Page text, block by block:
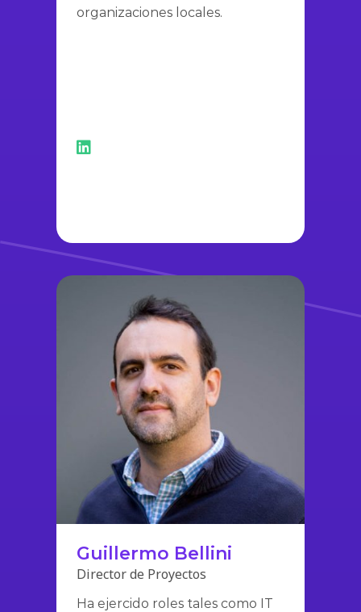
organizaciones locales.
Guillermo Bellini
Director de Proyectos
Ha ejercido roles tales como IT